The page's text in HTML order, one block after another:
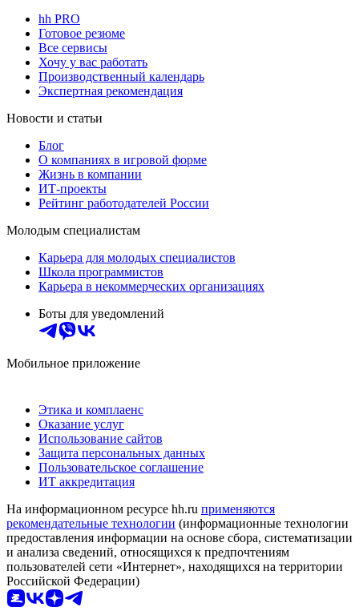
hh PRO
Готовое резюме
Все сервисы
Хочу у вас работать
Производственный календарь
Экспертная рекомендация
Новости и статьи
Блог
О компаниях в игровой форме
Жизнь в компании
ИТ-проекты
Рейтинг работодателей России
Молодым специалистам
Карьера для молодых специалистов
Школа программистов
Карьера в некоммерческих организациях
Боты для уведомлений
Мобильное приложение
Этика и комплаенс
Оказание услуг
Использование сайтов
Защита персональных данных
Пользовательское соглашение
ИТ аккредитация
На информационном ресурсе hh.ru применяются
рекомендательные технологии (информационные технологии
предоставления информации на основе сбора, систематизации
и анализа сведений, относящихся к предпочтениям
пользователей сети «Интернет», находящихся на территории
Российской Федерации)